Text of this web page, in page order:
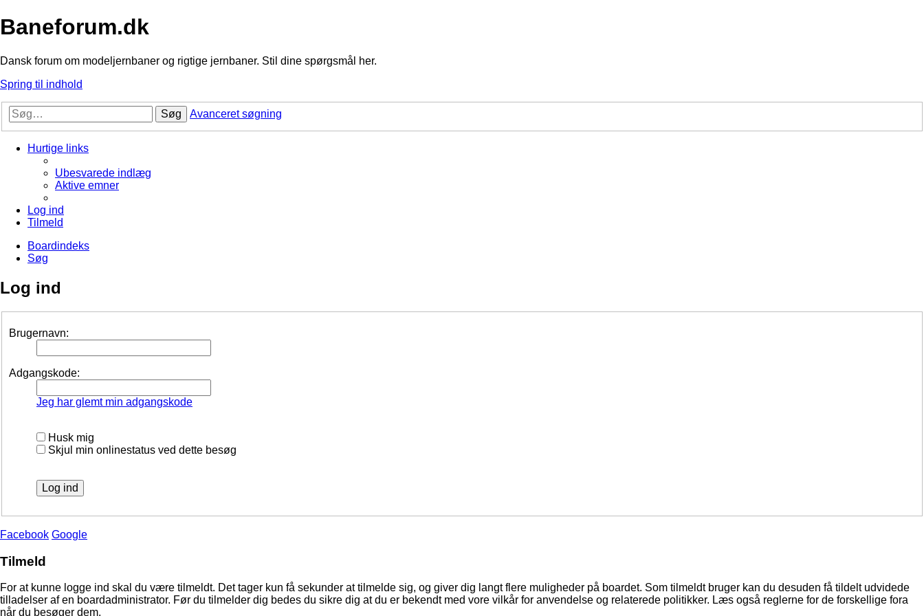
Baneforum.dk
Dansk forum om modeljernbaner og rigtige jernbaner. Stil dine spørgsmål her.
Spring til indhold
Søg Avanceret søgning
Hurtige links
Ubesvarede indlæg
Aktive emner
Log ind
Tilmeld
Boardindeks
Søg
Log ind
Brugernavn:
Adgangskode:
Jeg har glemt min adgangskode
Husk mig
Skjul min onlinestatus ved dette besøg
Facebook Google
Tilmeld
For at kunne logge ind skal du være tilmeldt. Det tager kun få sekunder at tilmelde sig, og giver dig langt flere muligheder på boardet. Som tilmeldt bruger kan du desuden få tildelt udvidede
tilladelser af en boardadministrator. Før du tilmelder dig bedes du sikre dig at du er bekendt med vore vilkår for anvendelse og relaterede politikker. Læs også reglerne for de forskellige fora
når du besøger dem.